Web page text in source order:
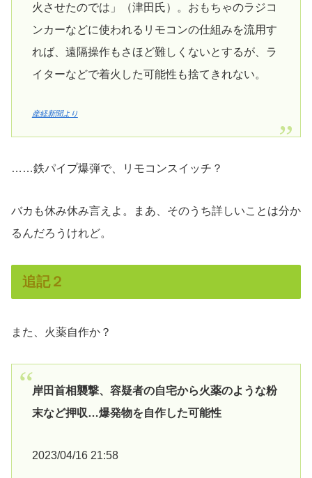
火させたのでは」（津田氏）。おもちゃのラジコ
ンカーなどに使われるリモコンの仕組みを流用す
れば、遠隔操作もさほど難しくないとするが、ラ
イターなどで着火した可能性も捨てきれない。
産経新聞より
……鉄パイプ爆弾で、リモコンスイッチ？
バカも休み休み言えよ。まあ、そのうち詳しいことは分か
るんだろうけれど。
追記２
また、火薬自作か？
岸田首相襲撃、容疑者の自宅から火薬のような粉
末など押収…爆発物を自作した可能性
2023/04/16 21:58